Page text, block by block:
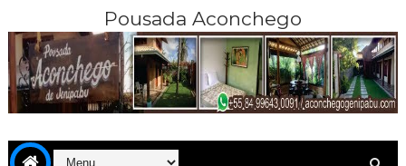
Pousada Aconchego